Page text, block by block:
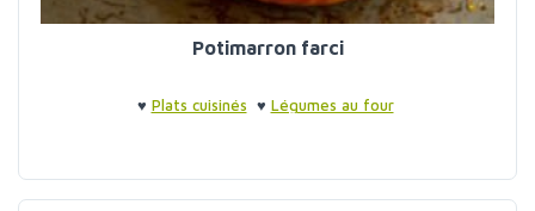
Potimarron farci
♥ Plats cuisinés ♥ Légumes au four